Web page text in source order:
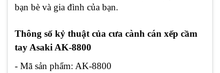
bạn bè và gia đình của bạn.
Thông số kỷ thuật của cưa cành cán xếp cầm
tay Asaki AK-8800
- Mã sản phẩm: AK-8800